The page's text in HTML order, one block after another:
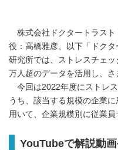
株式会社ドクタートラスト
役：高橋雅彦、以下「ドク
研究所では、ストレスチェ
万人超のデータを活用し、さ
今回は2022年度にストレ
うち、該当する規模の企業
用いて、企業規模別に従業員
YouTubeで解説動